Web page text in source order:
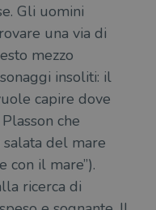
Gli uomini
una via di
mezzo
insoliti: il
capire dove
che
salata del mare
con il mare”).
ricerca di